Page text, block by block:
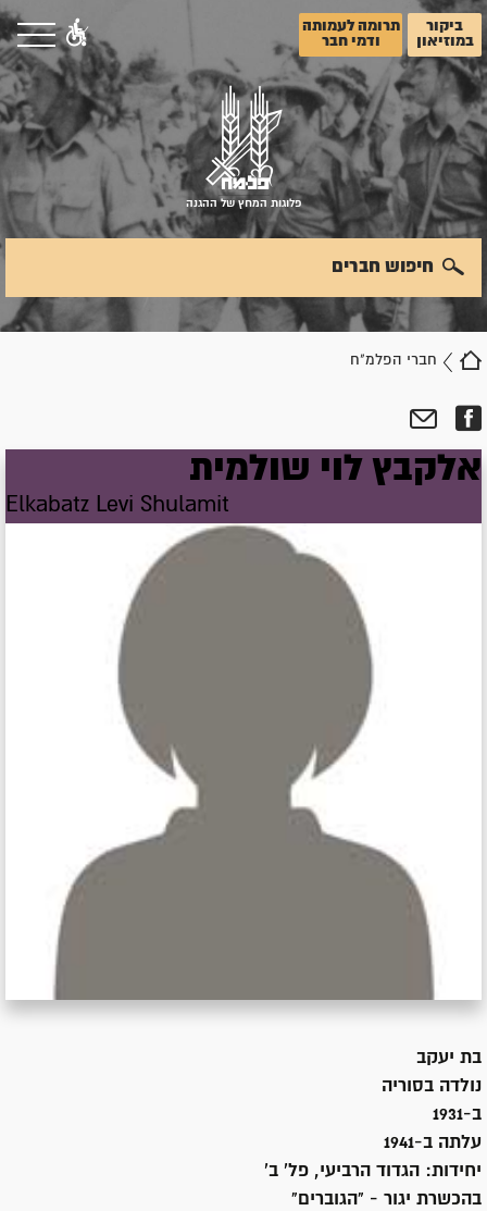
ביקור
במוזיאון
תרומה לעמותה
ודמי חבר
פלוגות המחץ של ההגנה
חברי הפלמ"ח
חיפוש חברים
אלקבץ לוי שולמית
Elkabatz Levi Shulamit
בת יעקב
נולדה בסוריה
ב-1931
עלתה ב-1941
יחידות:
הגדוד הרביעי, פל' ב'
בהכשרת יגור - "הגוברים"